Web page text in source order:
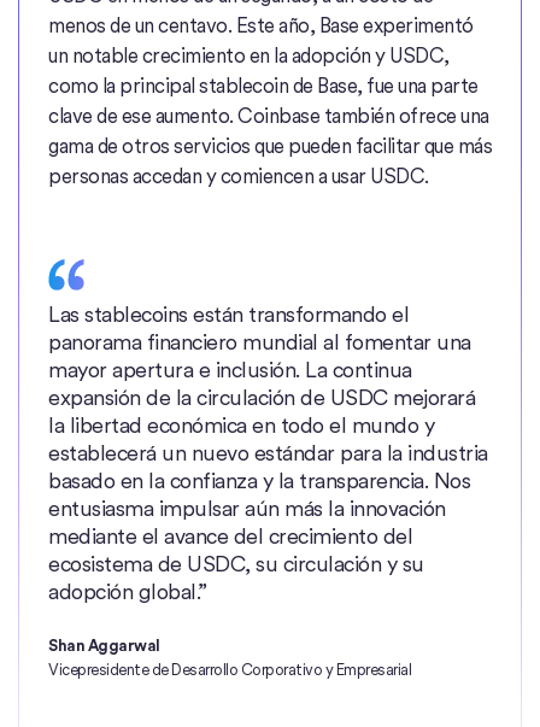
menos de un centavo. Este año, Base experimentó
un notable crecimiento en la adopción y USDC,
como la principal stablecoin de Base, fue una parte
clave de ese aumento. Coinbase también ofrece una
gama de otros servicios que pueden facilitar que más
personas accedan y comiencen a usar USDC.
Las stablecoins están transformando el
panorama financiero mundial al fomentar una
mayor apertura e inclusión. La continua
expansión de la circulación de USDC mejorará
la libertad económica en todo el mundo y
establecerá un nuevo estándar para la industria
basado en la confianza y la transparencia. Nos
entusiasma impulsar aún más la innovación
mediante el avance del crecimiento del
ecosistema de USDC, su circulación y su
adopción global.”
Shan Aggarwal
Vicepresidente de Desarrollo Corporativo y Empresarial